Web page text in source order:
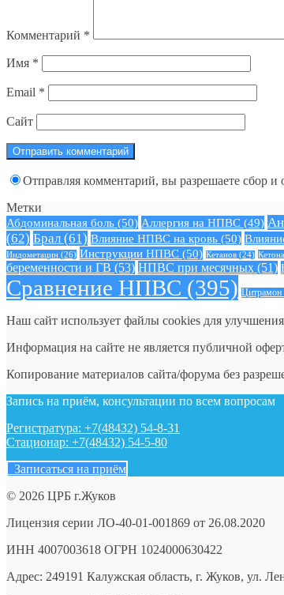
Комментарий *
Имя *
Email *
Сайт
Отправляя комментарий, вы разрешаете сбор
Метки
Абдоминальная боль (50) Аллергия на НПВС (49)
(62) Брал (61) Влияние НПВС на кровь (50)
Индометацин (26) Инструкции НПВС (50) Кетанов (24)
беременности и ГВ (53) НПВС при месячных (51)
Сравнение НПВС (395) Цитрамон
Наш сайт использует файлы cookies для
Информация на сайте не является публичной
Копирование материалов сайта/форума без
Запись на приём, консультации по всем вопросам
Регистратура: +7(48432) 54-8-31
Стационар: +7(48432) 54-5-80
Записаться на приём
© 2026 ЦРБ г.Жуков
Лицензия серии ЛО-40-01-001869 от 26.08.2020
ИНН 4007003618 ОГРН 1024000630422
Адрес: 249191 Калужская область, г. Жуков, ул.